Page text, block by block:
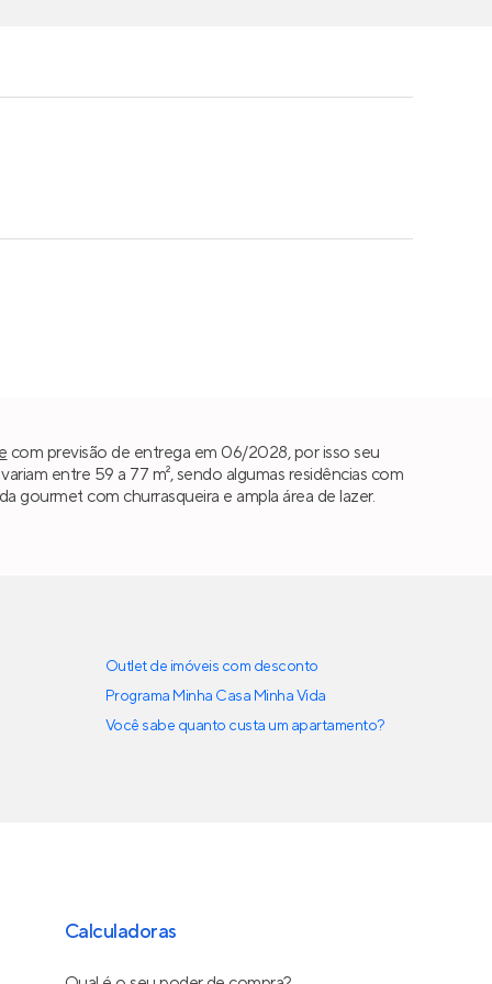
com previsão de entrega em 06/2028, por isso seu
entre 59 a 77 m², sendo algumas residências com
gourmet com churrasqueira e ampla área de lazer.
Outlet de imóveis com desconto
Programa Minha Casa Minha Vida
Você sabe quanto custa um apartamento?
Calculadoras